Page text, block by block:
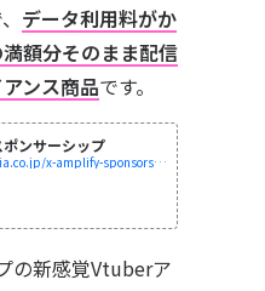
データ利用料がか
額分そのまま配信
ンス商品です。
ンサーシップ
https://data.pia.co.jp/x-amplify-sponsorship/
の新感覚Vtuberア